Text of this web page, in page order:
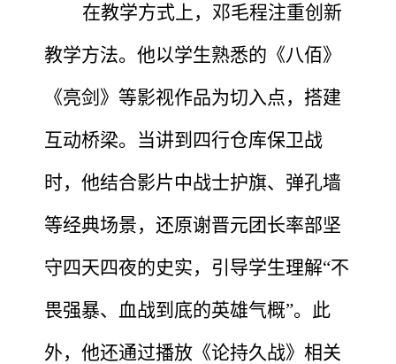
在教学方式上，邓毛程注重创新
教学方法。他以学生熟悉的《八佰》
《亮剑》等影视作品为切入点，搭建
互动桥梁。当讲到四行仓库保卫战
时，他结合影片中战士护旗、弹孔墙
等经典场景，还原谢晋元团长率部坚
守四天四夜的史实，引导学生理解“不
畏强暴、血战到底的英雄气概”。此
外，他还通过播放《论持久战》相关